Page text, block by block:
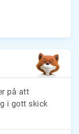
på att
i gott skick